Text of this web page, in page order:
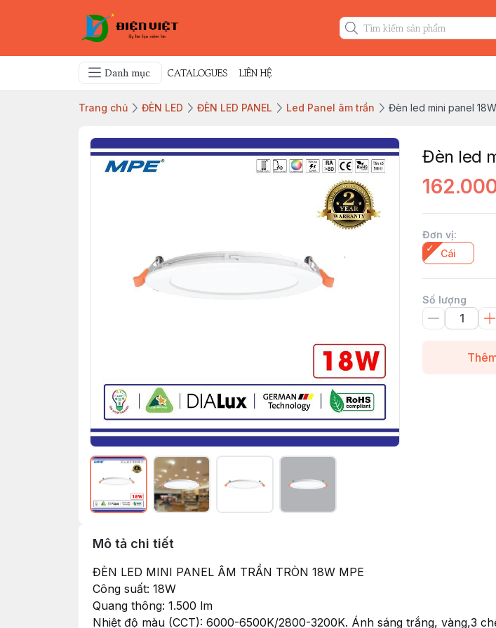
Danh mục CATALOGUES LIÊN HỆ
Trang chủ ĐÈN LED ĐÈN LED PANEL Led Panel âm trần Đèn led mini panel
Đèn led
Đơn vị:
Cái
Số lượng
Mô tả chi tiết
ĐÈN LED MINI PANEL ÂM TRẦN TRÒN 18W MPE
Công suất: 18W
Quang thông: 1.500 lm
Nhiệt độ màu (CCT): 6000-6500K/2800-3200K. Ánh sáng trắng, vàng,3